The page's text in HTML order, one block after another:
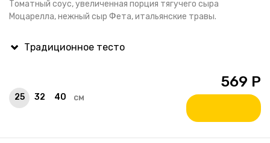
Томатный соус, увеличенная порция тягучего сыра
Моцарелла, нежный сыр Фета, итальянские травы.
25 32 40 см
569 Р